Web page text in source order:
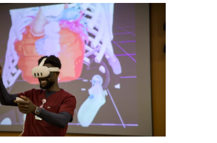
Unity annoncerer vinderne af
‘Unity for Humanity’, der
bruger 3D til at sætte fokus
på bl.a. unges trivsel og klima